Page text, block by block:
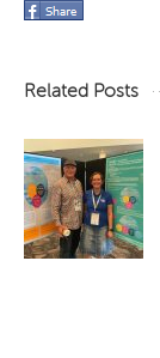
Related Posts